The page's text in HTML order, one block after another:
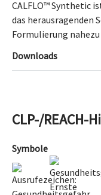
CALFLO™ Synthetic
das herausragenden
Formulierung
Downloads
CLP-/REACH-
Symbole